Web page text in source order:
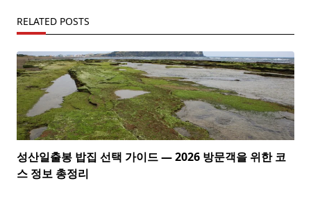
RELATED POSTS
성산일출봉 밥집 선택 가이드 — 2026 방문객을 위한 코
스 정보 총정리